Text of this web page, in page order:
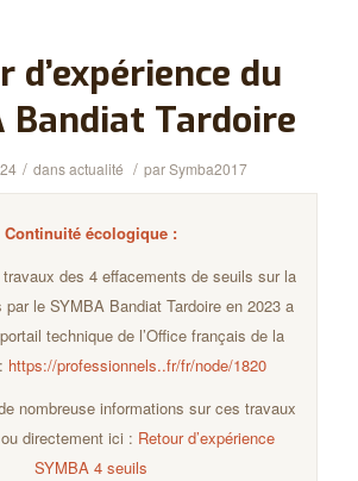
d’expérience du
Bandiat Tardoire
/ dansactualité / parSymba2017
Continuité écologique :
travaux des 4 effacements de seuils sur la
par le SYMBA Bandiat Tardoire en 2023 a
technique de l’Office français de la
https://professionnels..fr/fr/node/1820
nombreuse informations sur ces travaux
directement ici : Retour d’expérience
SYMBA 4 seuils